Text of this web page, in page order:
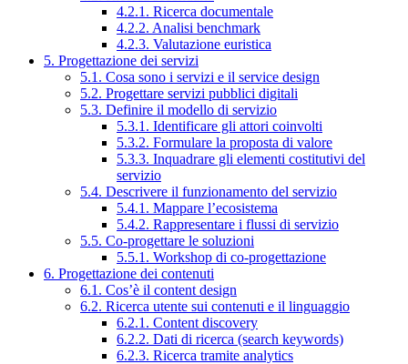
4.2.1. Ricerca documentale
4.2.2. Analisi benchmark
4.2.3. Valutazione euristica
5. Progettazione dei servizi
5.1. Cosa sono i servizi e il service design
5.2. Progettare servizi pubblici digitali
5.3. Definire il modello di servizio
5.3.1. Identificare gli attori coinvolti
5.3.2. Formulare la proposta di valore
5.3.3. Inquadrare gli elementi costitutivi del
servizio
5.4. Descrivere il funzionamento del servizio
5.4.1. Mappare l’ecosistema
5.4.2. Rappresentare i flussi di servizio
5.5. Co-progettare le soluzioni
5.5.1. Workshop di co-progettazione
6. Progettazione dei contenuti
6.1. Cos’è il content design
6.2. Ricerca utente sui contenuti e il linguaggio
6.2.1. Content discovery
6.2.2. Dati di ricerca (search keywords)
6.2.3. Ricerca tramite analytics